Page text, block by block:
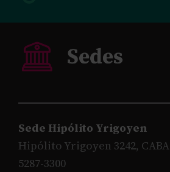
Sede Hipólito Yrigoyen
Hipólito Yrigoyen 3242, CABA
5287-3300